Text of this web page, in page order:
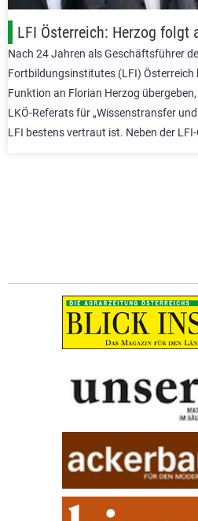
LFI Österreich: Herzog folgt
Nach 24 Jahren als Geschäftsführer
Fortbildungsinstitutes (LFI) Österreich
Funktion an Florian Herzog
LKÖ-Referats für „Wissenstransfer
LFI bestens vertraut ist. Neben der